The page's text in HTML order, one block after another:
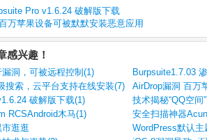
Pro v1.6.24 破解版下载
万苹果设备可被默默安装恶意应用
感兴趣！
洞，可被远程控制(1)
Burpsuite1.7.03
搜索，云平台支持在线安装(7)
AirDrop漏洞 百万
破解版下载(1)
技术揭秘“QQ空间
RCSAndroid木马(1)
安全扫描神器
逛逛
WordPress默认